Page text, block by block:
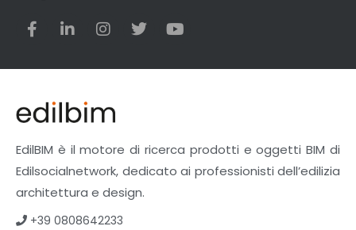
Veicoli multiuso
Pavimenti e rivestimenti
Pavimenti industriali
Sistemi giardini pensili
Supporti per esterni
Tetti verdi
EdilBIM è il motore di ricerca prodotti e oggetti BIM di
Edilsocialnetwork, dedicato ai professionisti dell’edilizia
architettura e design.
+39 0808642233